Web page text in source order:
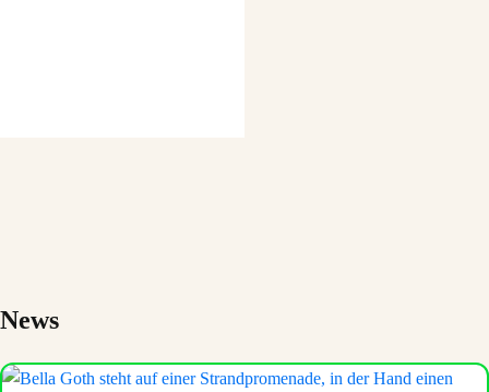
News